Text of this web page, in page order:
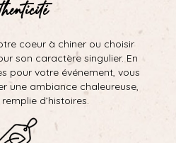
coeur à chiner ou choisir
son caractère singulier. En
pour votre événement, vous
une ambiance chaleureuse,
d’histoires.